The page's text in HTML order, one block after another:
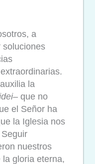
a
soluciones
la
– que no
el Señor ha
la Iglesia nos
nuestros
gloria eterna,